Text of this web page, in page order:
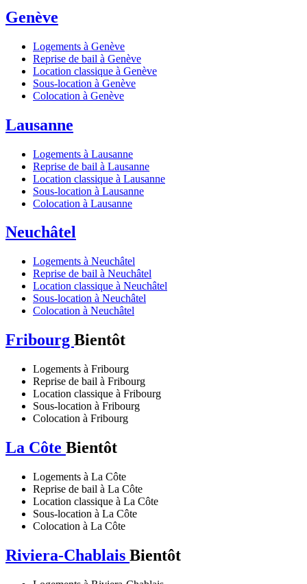
Genève
Logements à Genève
Reprise de bail à Genève
Location classique à Genève
Sous-location à Genève
Colocation à Genève
Lausanne
Logements à Lausanne
Reprise de bail à Lausanne
Location classique à Lausanne
Sous-location à Lausanne
Colocation à Lausanne
Neuchâtel
Logements à Neuchâtel
Reprise de bail à Neuchâtel
Location classique à Neuchâtel
Sous-location à Neuchâtel
Colocation à Neuchâtel
Fribourg Bientôt
Logements à Fribourg
Reprise de bail à Fribourg
Location classique à Fribourg
Sous-location à Fribourg
Colocation à Fribourg
La Côte Bientôt
Logements à La Côte
Reprise de bail à La Côte
Location classique à La Côte
Sous-location à La Côte
Colocation à La Côte
Riviera-Chablais Bientôt